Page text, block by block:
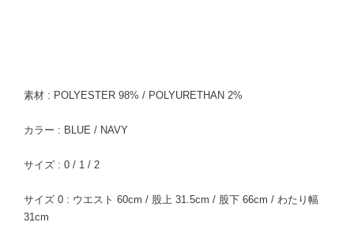
素材 : POLYESTER 98% / POLYURETHAN 2%
カラー : BLUE / NAVY
サイズ : 0 / 1 / 2
サイズ 0 : ウエスト 60cm / 股上 31.5cm / 股下 66cm / わたり幅
31cm